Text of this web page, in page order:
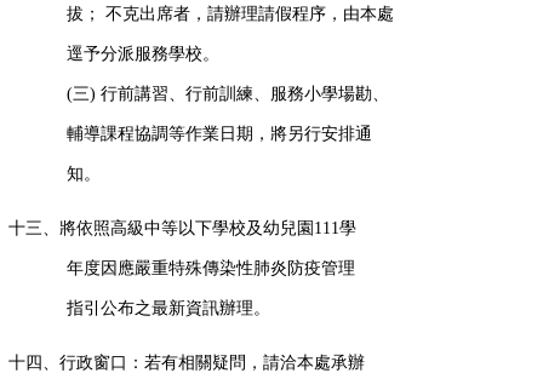
拔； 不克出席者，請辦理請假程序，由本處
逕予分派服務學校。
(三) 行前講習、行前訓練、服務小學場勘、
輔導課程協調等作業日期，將另行安排通
知。
十三、將依照高級中等以下學校及幼兒園111學
年度因應嚴重特殊傳染性肺炎防疫管理
指引公布之最新資訊辦理。
十四、 行政窗口：若有相關疑問，請洽本處承辦